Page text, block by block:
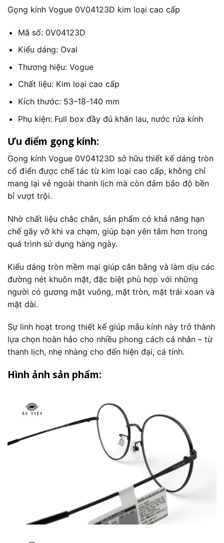
Gọng kính Vogue 0V04123D kim loại cao cấp
Mã số: 0V04123D
Kiểu dáng: Oval
Thương hiệu: Vogue
Chất liệu: Kim loại cao cấp
Kích thước: 53–18-140 mm
Phụ kiện: Full box đầy đủ khăn lau, nước rửa kính
Ưu điểm gọng kính:
Gọng kính Vogue 0V04123D sở hữu thiết kế dáng tròn
cổ điển được chế tác từ kim loại cao cấp, không chỉ
mang lại vẻ ngoài thanh lịch mà còn đảm bảo độ bền
bỉ vượt trội.
Nhờ chất liệu chắc chắn, sản phẩm có khả năng hạn
chế gãy vỡ khi va chạm, giúp bạn yên tâm hơn trong
quá trình sử dụng hàng ngày.
Kiểu dáng tròn mềm mại giúp cân bằng và làm dịu các
đường nét khuôn mặt, đặc biệt phù hợp với những
người có gương mặt vuông, mặt tròn, mặt trái xoan và
mặt dài.
Sự linh hoạt trong thiết kế giúp mẫu kính này trở thành
lựa chọn hoàn hảo cho nhiều phong cách cá nhân – từ
thanh lịch, nhẹ nhàng cho đến hiện đại, cá tính.
Hình ảnh sản phẩm: